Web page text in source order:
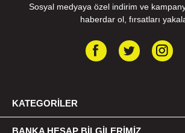
Sosyal medyaya özel indirim ve
haberdar ol, fırsatları
KATEGORILER